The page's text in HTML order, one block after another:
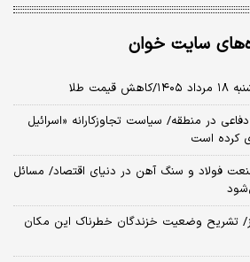
سایت خوان
در منطقه/ سیاست تجاوزکارانه «اسرائیل
کرده است
فولاد و سنگ آهن در دنیای اقتصاد/ مسائل
تشریح وضعیت خزندگان خطرناک این مکان